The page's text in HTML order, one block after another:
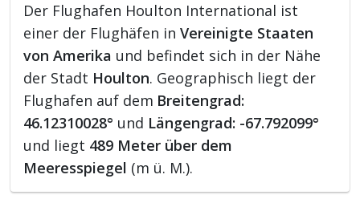
Der Flughafen Houlton International ist
einer der Flughäfen inVereinigte Staaten
von Amerika und befindet sich in der Nähe
der Stadt Houlton. Geographisch liegt der
Flughafen auf dem Breitengrad:
46.12310028° und Längengrad: -67.792099°
und liegt 489 Meter über dem
Meeresspiegel (m ü. M.).